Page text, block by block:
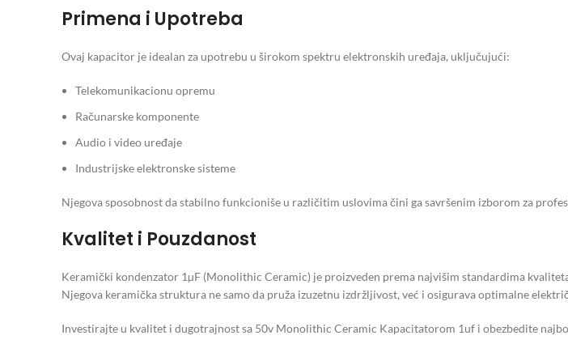
Primena i Upotreba
Ovaj kapacitor je idealan za upotrebu u širokom spektru elektronskih uređaja, uključujući:
Telekomunikacionu opremu
Računarske komponente
Audio i video uređaje
Industrijske elektronske sisteme
Njegova sposobnost da stabilno funkcioniše u različitim uslovima čini ga savršenim izborom za
Kvalitet i Pouzdanost
Keramički kondenzator 1µF (Monolithic Ceramic) je proizveden prema najvišim standardima
Njegova keramička struktura ne samo da pruža izuzetnu izdržljivost, već i osigurava optimalne
Investirajte u kvalitet i dugotrajnost sa 50v Monolithic Ceramic Kapacitatorom 1uf i obezbedite